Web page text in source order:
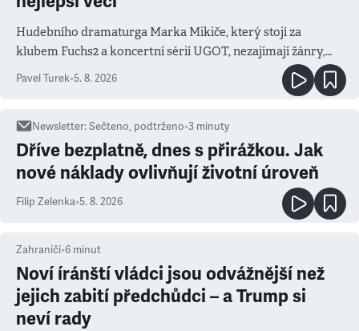
Hudebního dramaturga Marka Mikiče, který stojí za
klubem Fuchs2 a koncertní sérií UGOT, nezajímají žánry,
ale atmosféra
Pavel Turek•5. 8. 2026
Newsletter:Sečteno, podtrženo•3 minuty
Dříve bezplatně, dnes s přirážkou. Jak
nové náklady ovlivňují životní úroveň
Filip Zelenka•5. 8. 2026
Zahraničí•6 minut
Noví íránští vládci jsou odvážnější než
jejich zabití předchůdci – a Trump si
neví rady